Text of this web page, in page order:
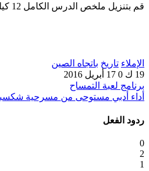
قم بتنزيل ملخص الدرس الكامل 12 كيلو بايت
الإملاء تاريخ باتجاه الصين
19 ك
0 17 أبريل 2016
برنامج لعبة التمساح
أداء أدبي مستوحى من مسرحية
ردود الفعل
0
2
1